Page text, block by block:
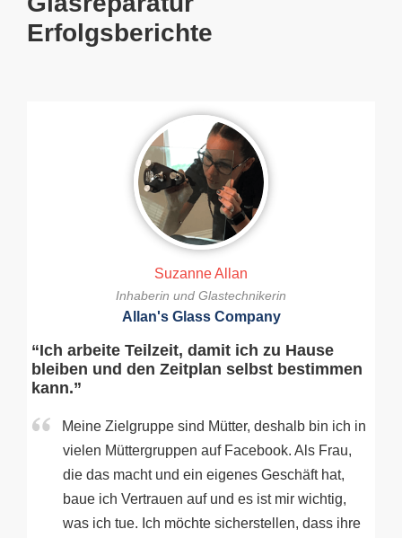
Erfolgsberichte
Suzanne Allan
Inhaberin und Glastechnikerin
Allan's Glass Company
“Ich arbeite Teilzeit, damit ich zu Hause
bleiben und den Zeitplan selbst bestimmen
kann.”
Meine Zielgruppe sind Mütter, deshalb bin ich in
vielen Müttergruppen auf Facebook. Als Frau,
die das macht und ein eigenes Geschäft hat,
baue ich Vertrauen auf und es ist mir wichtig,
was ich tue. Ich möchte sicherstellen, dass ihre